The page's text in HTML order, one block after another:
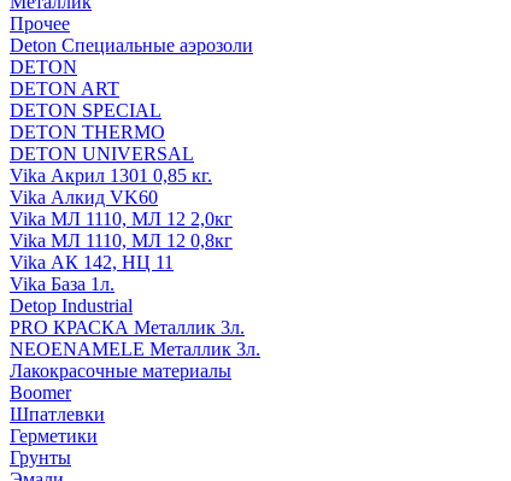
Прочее
Deton Специальные аэрозоли
DETON
DETON ART
DETON SPECIAL
DETON THERMO
DETON UNIVERSAL
Vika Акрил 1301 0,85 кг.
Vika Алкид VK60
Vika МЛ 1110, МЛ 12 2,0кг
Vika МЛ 1110, МЛ 12 0,8кг
Vika АК 142, НЦ 11
Vika База 1л.
Detop Industrial
PRO КРАСКА Металлик 3л.
NEOENAMELE Металлик 3л.
Лакокрасочные материалы
Boomer
Шпатлевки
Герметики
Грунты